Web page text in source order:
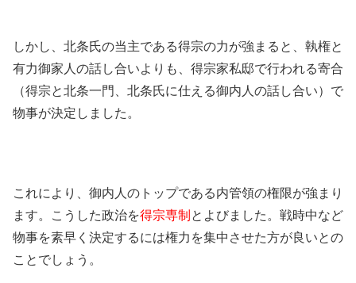
しかし、北条氏の当主である得宗の力が強まると、執権と
有力御家人の話し合いよりも、得宗家私邸で行われる寄合
（得宗と北条一門、北条氏に仕える御内人の話し合い）で
物事が決定しました。
これにより、御内人のトップである内管領の権限が強まり
ます。こうした政治を得宗専制 とよびました。戦時中など
物事を素早く決定するには権力を集中させた方が良いとの
ことでしょう。